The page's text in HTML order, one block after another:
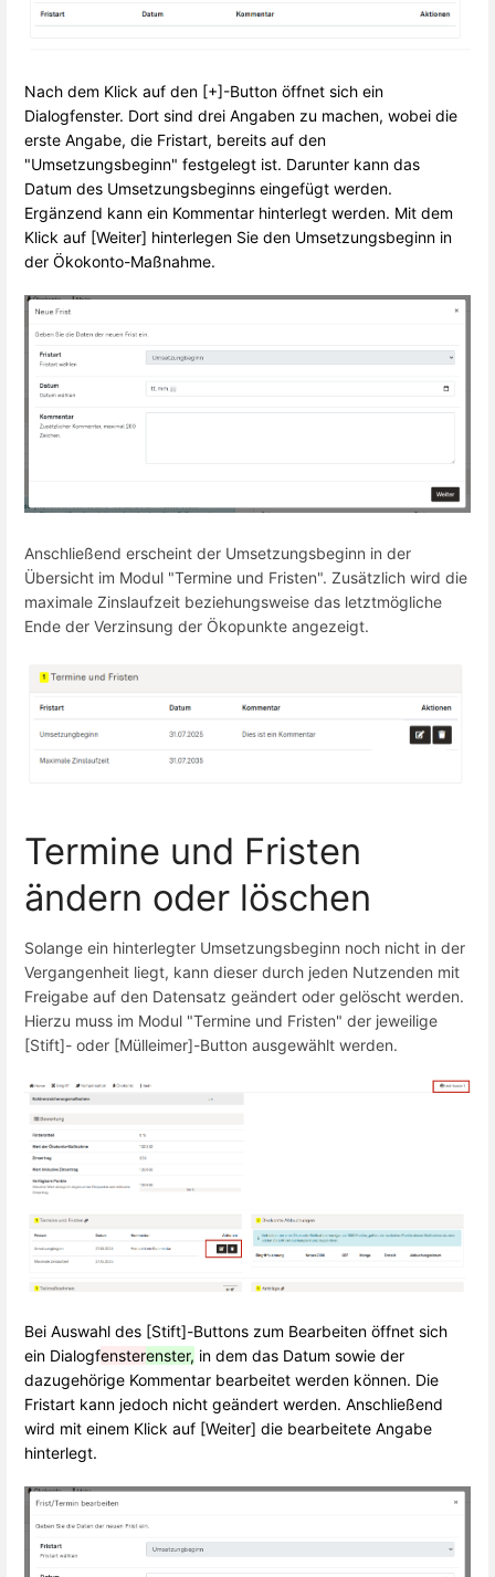
Nach dem Klick auf den [+]-Button öffnet sich ein
Dialogfenster. Dort sind drei Angaben zu machen, wobei die
erste Angabe, die Fristart, bereits auf den
"Umsetzungsbeginn" festgelegt ist. Darunter kann das
Datum des Umsetzungsbeginns eingefügt werden.
Ergänzend kann ein Kommentar hinterlegt werden. Mit dem
Klick auf [Weiter] hinterlegen Sie den Umsetzungsbeginn in
der Ökokonto-Maßnahme.
Anschließend erscheint der Umsetzungsbeginn in der
Übersicht im Modul "Termine und Fristen". Zusätzlich wird die
maximale Zinslaufzeit beziehungsweise das letztmögliche
Ende der Verzinsung der Ökopunkte angezeigt.
Termine und Fristen
ändern oder löschen
Solange ein hinterlegter Umsetzungsbeginn noch nicht in der
Vergangenheit liegt, kann dieser durch jeden Nutzenden mit
Freigabe auf den Datensatz geändert oder gelöscht werden.
Hierzu muss im Modul "Termine und Fristen" der jeweilige
[Stift]- oder [Mülleimer]-Button ausgewählt werden.
Bei Auswahl des [Stift]-Buttons zum Bearbeiten öffnet sich
ein Dialogfensterenster, in dem das Datum sowie der
dazugehörige Kommentar bearbeitet werden können. Die
Fristart kann jedoch nicht geändert werden. Anschließend
wird mit einem Klick auf [Weiter] die bearbeitete Angabe
hinterlegt.